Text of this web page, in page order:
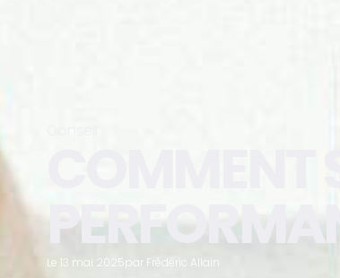
Le 13 mai 2025par Frédéric Allain